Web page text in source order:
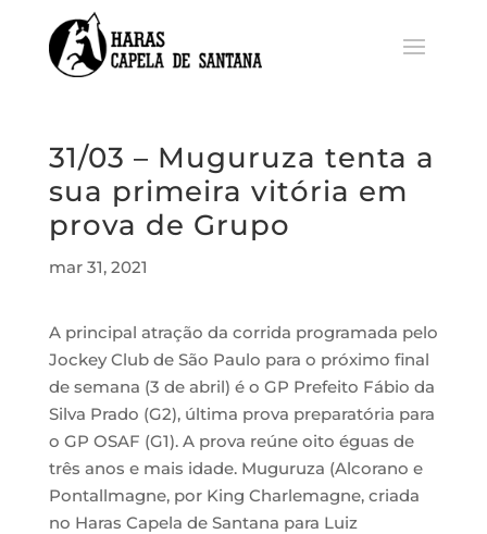
31/03 – Muguruza tenta a
sua primeira vitória em
prova de Grupo
mar 31, 2021
A principal atração da corrida programada pelo
Jockey Club de São Paulo para o próximo final
de semana (3 de abril) é o GP Prefeito Fábio da
Silva Prado (G2), última prova preparatória para
o GP OSAF (G1). A prova reúne oito éguas de
três anos e mais idade. Muguruza (Alcorano e
Pontallmagne, por King Charlemagne, criada
no Haras Capela de Santana para Luiz